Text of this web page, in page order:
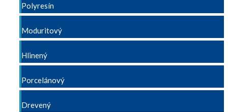
Polyresín
Moduritový
Hlinený
Porcelánový
Drevený